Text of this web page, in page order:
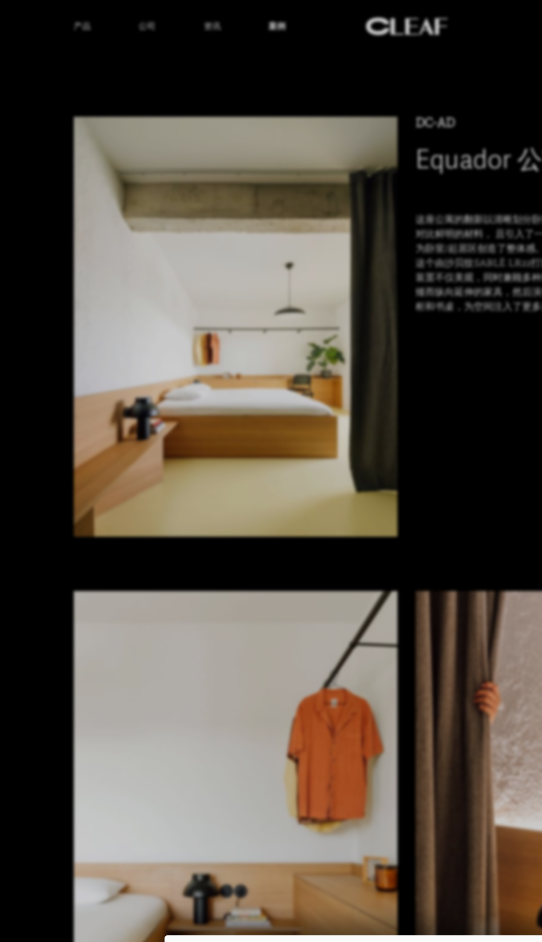
产品
公司 资讯 案例
DC-AD
Equador
这座公寓的翻新以清晰划分
对比鲜明的材料， 且引入了
为卧室/起居区创造了整体感
这个由沙贝纹SABLÈ LR22
装置不仅美观，同时兼顾多
矮而纵向延伸的家具，然后
柜和书桌，为空间注入了更